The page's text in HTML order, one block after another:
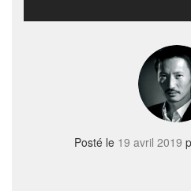
Posté le 19 avril 2019